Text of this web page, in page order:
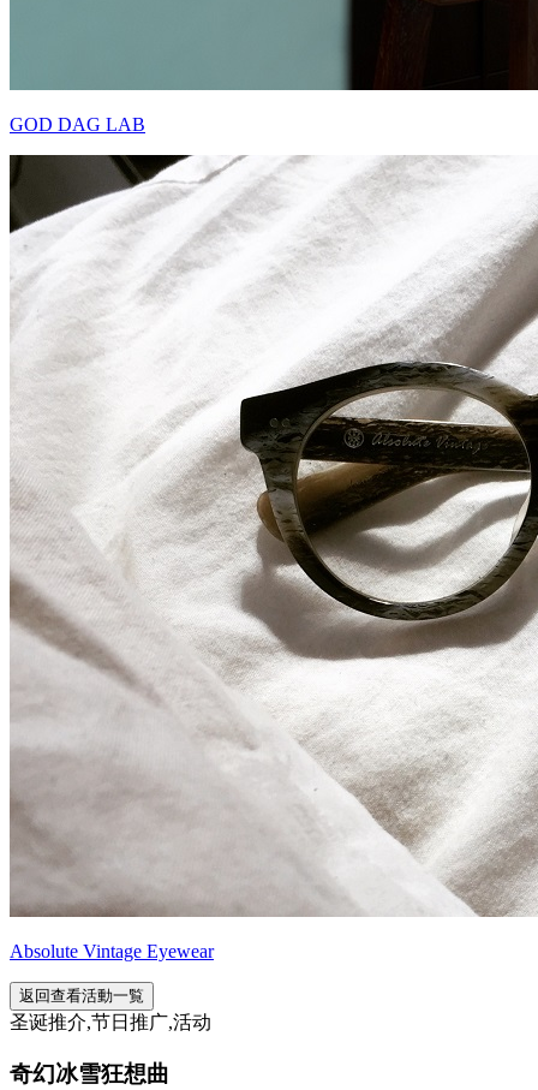
GOD DAG LAB
Absolute Vintage Eyewear
返回查看活動一覧
圣诞推介,节日推广,活动
奇幻冰雪狂想曲